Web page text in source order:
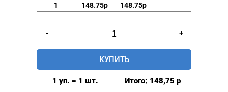
1 148.75р 148.75р
-
товара
Джинсовые
пуговицы
+
КУПИТЬ
1 уп. = 1 шт. Итого: 148,75 р